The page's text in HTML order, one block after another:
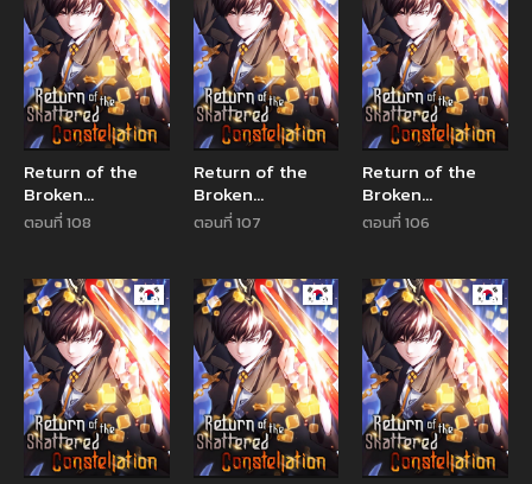
Return of the
Broken
Constellation
ตอนที่ 108
Return of the
Broken
Constellation
ตอนที่ 107
Return of the
Broken
Constellation
ตอนที่ 106
Manhwa Manhwa